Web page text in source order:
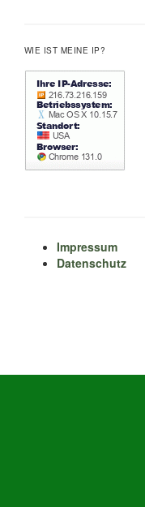
WIE IST MEINE IP?
Impressum
Datenschutz